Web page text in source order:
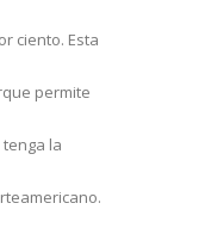
ciento. Esta
permite
la